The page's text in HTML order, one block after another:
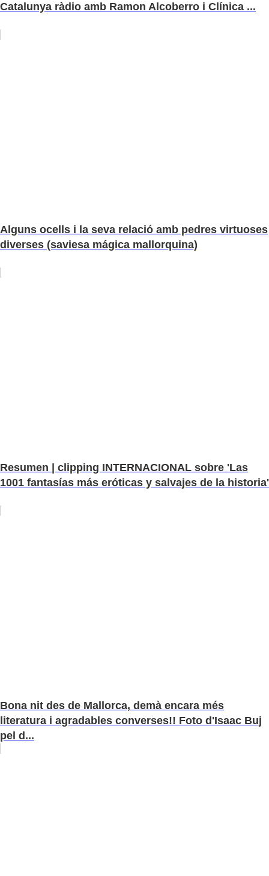
Catalunya ràdio amb Ramon Alcoberro i Clínica ...
Alguns ocells i la seva relació amb pedres virtuoses
diverses (saviesa mágica mallorquina)
Resumen | clipping INTERNACIONAL sobre 'Las
1001 fantasías más eróticas y salvajes de la historia'
Bona nit des de Mallorca, demà encara més
literatura i agradables converses!! Foto d'Isaac Buj
pel d...